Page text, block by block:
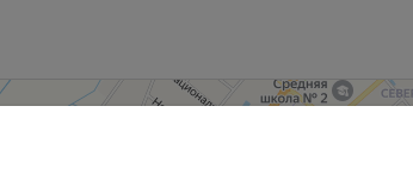
при их посещении для отражения действий,